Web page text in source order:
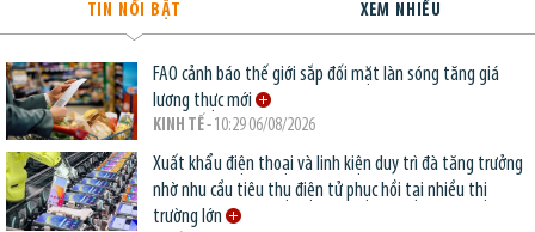
TIN NỔI BẬT XEM NHIỀU
FAO cảnh báo thế giới sắp đối mặt làn sóng tăng giá
lương thực mới
KINH TẾ- 10:29 06/08/2026
Xuất khẩu điện thoại và linh kiện duy trì đà tăng trưởng
nhờ nhu cầu tiêu thụ điện tử phục hồi tại nhiều thị
trường lớn